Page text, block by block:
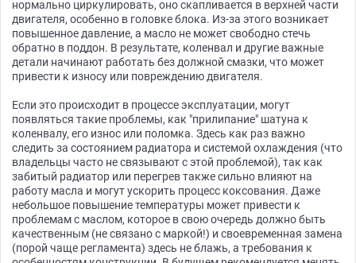
нормально циркулировать, оно скапливается в верхней части
двигателя, особенно в головке блока. Из-за этого возникает
повышенное давление, а масло не может свободно стечь
обратно в поддон. В результате, коленвал и другие важные
детали начинают работать без должной смазки, что может
привести к износу или повреждению двигателя.
Если это происходит в процессе эксплуатации, могут
появляться такие проблемы, как "прилипание" шатуна к
коленвалу, его износ или поломка. Здесь как раз важно
следить за состоянием радиатора и системой охлаждения (что
владельцы часто не связывают с этой проблемой), так как
забитый радиатор или перегрев также сильно влияют на
работу масла и могут ускорить процесс коксования. Даже
небольшое повышение температуры может привести к
проблемам с маслом, которое в свою очередь должно быть
качественным (не связано с маркой!) и своевременная замена
(порой чаще регламента) здесь не блажь, а требования к